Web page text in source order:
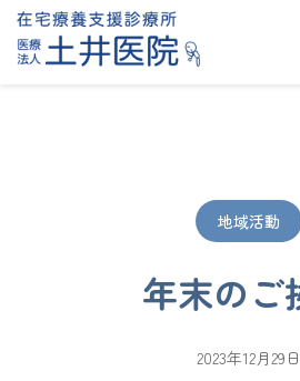
地域活動
年末のご
2023年12月29日